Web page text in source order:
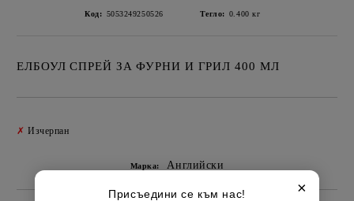
Код: 5053249250526 Тегло: 0.400 кг
ЕЛБОУЛ СПРЕЙ ЗА ФУРНИ И ГРИЛ 400 МЛ
✗ Изчерпан
Марка: Английски
×
Присъедини се към нас!